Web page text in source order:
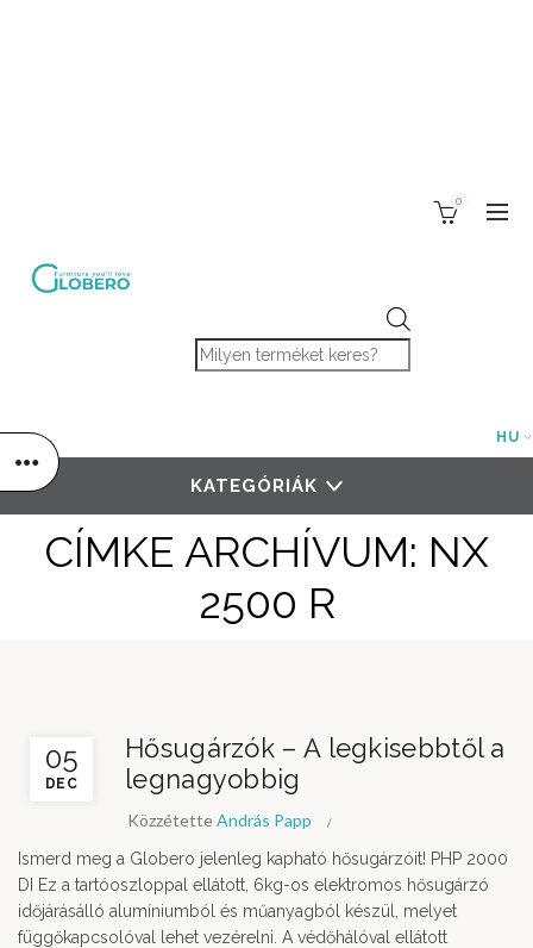
Products search
0
HU
KATEGÓRIÁK
CÍMKE ARCHÍVUM: NX
2500 R
05
DEC
Hősugárzók – A legkisebbtől a
legnagyobbig
KözzétetteAndrás Papp
Ismerd meg a Globero jelenleg kapható hősugárzóit! PHP 2000
DI Ez a tartóoszloppal ellátott, 6kg-os elektromos hősugárzó
időjárásálló alumíniumból és műanyagból készül, melyet
függőkapcsolóval lehet vezérelni. A védőhálóval ellátott